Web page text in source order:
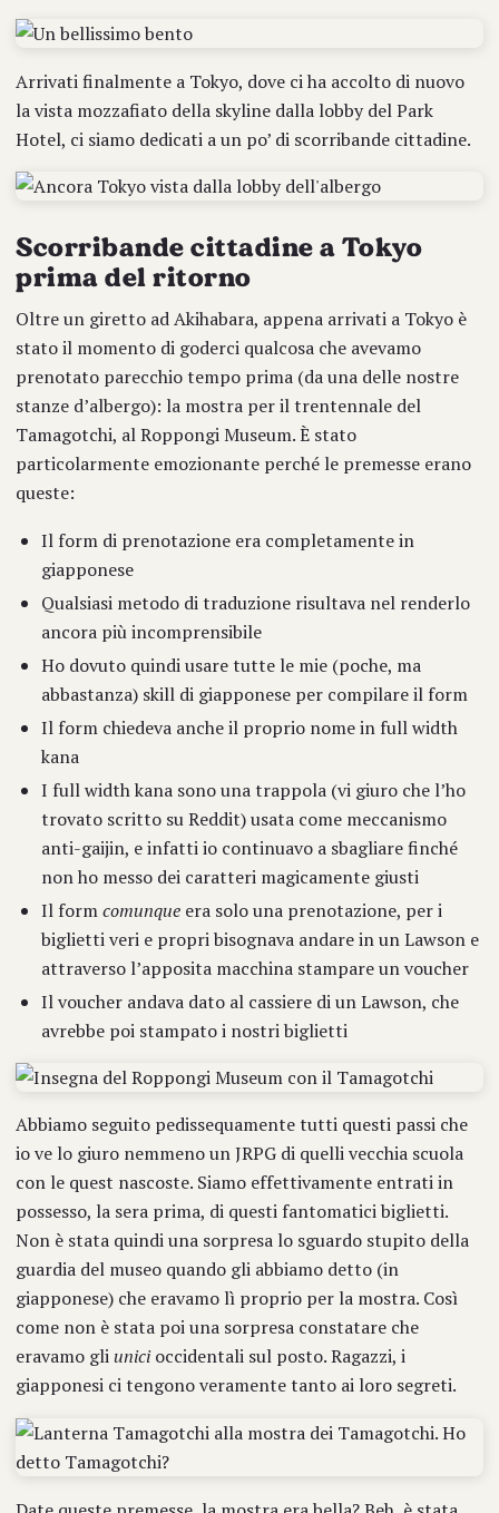
Arrivati finalmente a Tokyo, dove ci ha accolto di nuovo
la vista mozzafiato della skyline dalla lobby del Park
Hotel, ci siamo dedicati a un po’ di scorribande cittadine.
Scorribande cittadine a Tokyo
prima del ritorno
Oltre un giretto ad Akihabara, appena arrivati a Tokyo è
stato il momento di goderci qualcosa che avevamo
prenotato parecchio tempo prima (da una delle nostre
stanze d’albergo): la mostra per il trentennale del
Tamagotchi, al Roppongi Museum. È stato
particolarmente emozionante perché le premesse erano
queste:
Il form di prenotazione era completamente in
giapponese
Qualsiasi metodo di traduzione risultava nel renderlo
ancora più incomprensibile
Ho dovuto quindi usare tutte le mie (poche, ma
abbastanza) skill di giapponese per compilare il form
Il form chiedeva anche il proprio nome in full width
kana
I full width kana sono una trappola (vi giuro che l’ho
trovato scritto su Reddit) usata come meccanismo
anti-gaijin, e infatti io continuavo a sbagliare finché
non ho messo dei caratteri magicamente giusti
Il formcomunqueera solo una prenotazione, per i
biglietti veri e propri bisognava andare in un Lawson e
attraverso l’apposita macchina stampare un voucher
Il voucher andava dato al cassiere di un Lawson, che
avrebbe poi stampato i nostri biglietti
Abbiamo seguito pedissequamente tutti questi passi che
io ve lo giuro nemmeno un JRPG di quelli vecchia scuola
con le quest nascoste. Siamo effettivamente entrati in
possesso, la sera prima, di questi fantomatici biglietti.
Non è stata quindi una sorpresa lo sguardo stupito della
guardia del museo quando gli abbiamo detto (in
giapponese) che eravamo lì proprio per la mostra. Così
come non è stata poi una sorpresa constatare che
eravamo gliunicioccidentali sul posto. Ragazzi, i
giapponesi ci tengono veramente tanto ai loro segreti.